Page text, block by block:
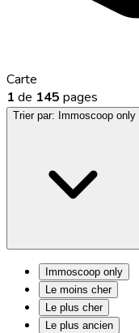
Carte
1 de 145 pages
Trier par: Immoscoop only
Immoscoop only
Le moins cher
Le plus cher
Le plus ancien